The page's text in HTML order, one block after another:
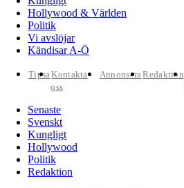
Hollywood & Världen
Politik
Vi avslöjar
Kändisar A-Ö
TipsaKontakta
oss
AnnonseraRedaktion
Senaste
Svenskt
Kungligt
Hollywood
Politik
Redaktion